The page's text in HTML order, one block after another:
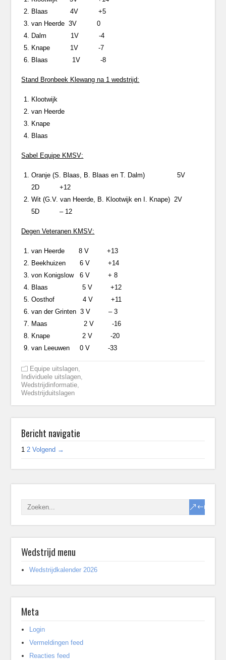
Blaas 4V +5
van Heerde 3V 0
Dalm 1V -4
Knape 1V -7
Blaas 1V -8
Stand Bronbeek Klewang na 1 wedstrijd:
Klootwijk
van Heerde
Knape
Blaas
Sabel Equipe KMSV:
Oranje (S. Blaas, B. Blaas en T. Dalm) 5V
2D +12
Wit (G.V. van Heerde, B. Klootwijk en I. Knape) 2V
5D – 12
Degen Veteranen KMSV:
van Heerde 8 V +13
Beekhuizen 6 V +14
von Konigslow 6 V + 8
Blaas 5 V +12
Oosthof 4 V +11
van der Grinten 3 V – 3
Maas 2 V -16
Knape 2 V -20
van Leeuwen 0 V -33
Equipe uitslagen,
Individuele uitslagen,
Wedstrijdinformatie,
Wedstrijduitslagen
Bericht navigatie
1 2 Volgend →
Wedstrijd menu
Wedstrijdkalender 2026
Meta
Login
Vermeldingen feed
Reacties feed